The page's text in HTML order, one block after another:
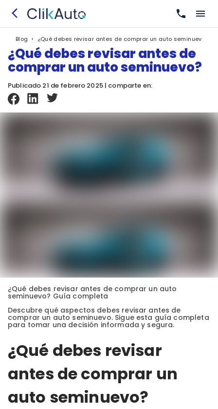
Blog › ¿Qué debes revisar antes de comprar un auto seminuevo?
¿Qué debes revisar antes de
comprar un auto seminuevo?
Publicado 21 de febrero 2025 | comparte en:
¿Qué debes revisar antes de comprar un auto
seminuevo? Guía completa
Descubre qué aspectos debes revisar antes de
comprar un auto seminuevo. Sigue esta guía completa
para tomar una decisión informada y segura.
¿Qué debes revisar
antes de comprar un
auto seminuevo?